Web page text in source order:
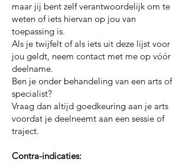
maar jij bent zelf verantwoordelijk om te
weten of iets hiervan op jou van
toepassing is.
Als je twijfelt of als iets uit deze lijst voor
jou geldt, neem contact met me op vóór
deelname.
Ben je onder behandeling van een arts of
specialist?
Vraag dan altijd goedkeuring aan je arts
voordat je deelneemt aan een sessie of
traject.
Contra-indicaties: